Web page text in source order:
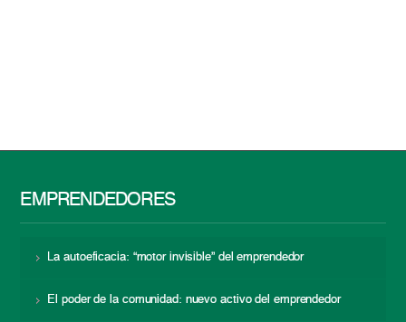
EMPRENDEDORES
La autoeficacia: “motor invisible” del emprendedor
El poder de la comunidad: nuevo activo del emprendedor